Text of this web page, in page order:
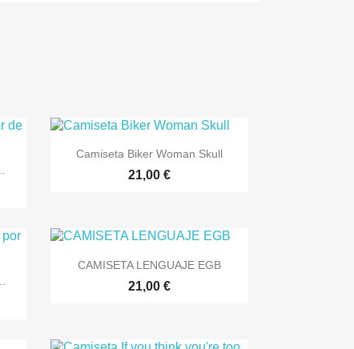
 Vista rápida
Camiseta Biker Woman Skull
21,00 €
 Vista rápida
CAMISETA LENGUAJE EGB
21,00 €